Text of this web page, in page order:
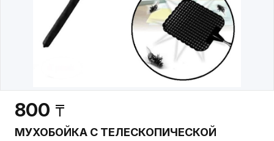
800 ₸
МУХОБОЙКА С ТЕЛЕСКОПИЧЕСКОЙ